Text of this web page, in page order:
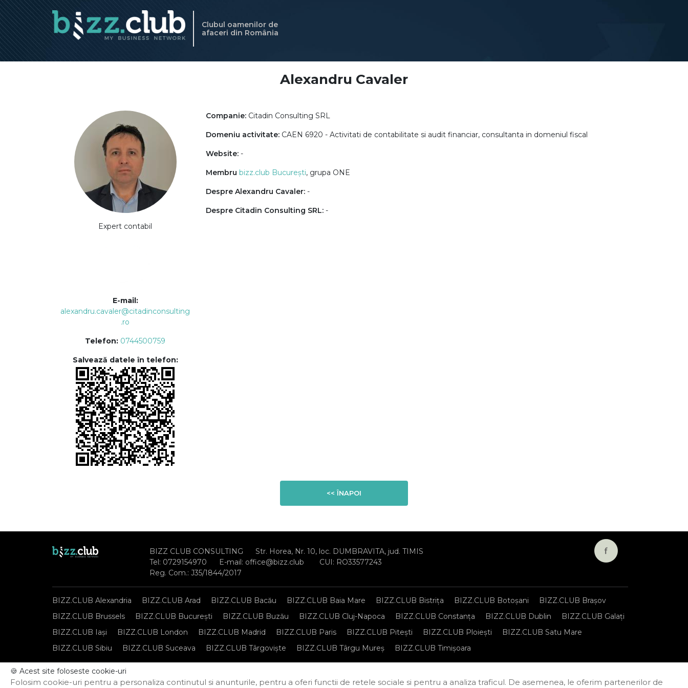
Clubul oamenilor de
afaceri din România
Alexandru Cavaler
Expert contabil
E-mail:
alexandru.cavaler@citadinconsulting
.ro
Telefon: 0744500759
Salvează datele în telefon:
Companie: Citadin Consulting SRL
Domeniu activitate: CAEN 6920 - Activitati de contabilitate si audit financiar, consultanta in domeniul fiscal
Website: -
Membru bizz.club București, grupa ONE
Despre Alexandru Cavaler: -
Despre Citadin Consulting SRL: -
<< ÎNAPOI
BIZZ CLUB CONSULTING
Str. Horea, Nr. 10, loc. DUMBRAVITA, jud. TIMIS
Tel: 0729154970 E-mail: office@bizz.club
CUI: RO33577243
Reg. Com.: J35/1844/2017
BIZZ.CLUB Alexandria BIZZ.CLUB Arad BIZZ.CLUB Bacău BIZZ.CLUB Baia Mare BIZZ.CLUB Bistrița BIZZ.CLUB Botoșani
BIZZ.CLUB Brașov
BIZZ.CLUB Brussels
BIZZ.CLUB București BIZZ.CLUB Buzău BIZZ.CLUB Cluj-Napoca BIZZ.CLUB Constanța BIZZ.CLUB Dublin
BIZZ.CLUB Galați
BIZZ.CLUB Iași
BIZZ.CLUB London BIZZ.CLUB Madrid BIZZ.CLUB Paris BIZZ.CLUB Pitești BIZZ.CLUB Ploiești
BIZZ.CLUB Satu Mare
BIZZ.CLUB Sibiu
BIZZ.CLUB Suceava BIZZ.CLUB Târgoviște BIZZ.CLUB Târgu Mureș BIZZ.CLUB Timișoara
Notă de informare privind prelucrarea datelor personale Regulament de organizare și participare Politica de confidențialitate
Termeni și condiții
🍪 Acest site foloseste cookie-uri
Folosim cookie-uri pentru a personaliza continutul si anunturile, pentru a oferi functii de retele sociale si pentru a analiza traficul. De asemenea, le oferim partenerilor de